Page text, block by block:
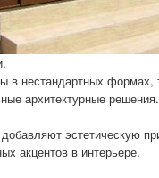
в нестандартных формах,
архитектурные решения.
эстетическую
акцентов в интерьере.